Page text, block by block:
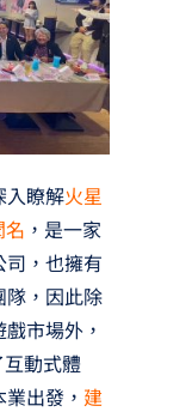
入瞭解火星
，是一家
，也擁有
隊，因此除
市場外，
動式體
出發， 建